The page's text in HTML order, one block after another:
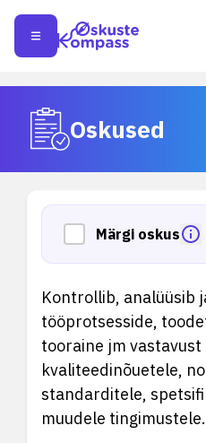
Oskused
Märgi oskus
Kontrollib, analüüsib
tööprotsesside,
tooraine jm
kvaliteedinõuetele,
standarditele,
muudele tingimustele.